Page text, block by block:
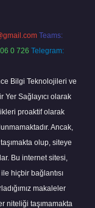
Teams:
0 726 Telegram:
Bilgi Teknolojileri ve
Yer Sağlayıcı olarak
proaktif olarak
Ancak,
olup, siteye
Bu internet sitesi,
hiçbir bağlantısı
makaleler
niteliği taşımamakta